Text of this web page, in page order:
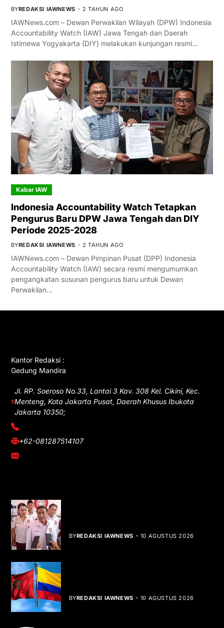
BYREDAKSI IAWNEWS 2 TAHUN AGO
IAWNews.com – Dewan Perwakilan Wilayah (DPW) Indonesia
Accountability Watch (IAW) Jawa Tengah dan Daerah
Istimewa Yogyakarta (DIY) melakukan kunjungan resmi…
Kabar IAW
Indonesia Accountability Watch Tetapkan
Pengurus Baru DPW Jawa Tengah dan DIY
Periode 2025-2028
BYREDAKSI IAWNEWS 2 TAHUN AGO
IAWNews.com – Dewan Pimpinan Pusat (DPP) Indonesia
Accountability Watch (IAW) secara resmi mengumumkan
pengangkatan susunan pengurus baru untuk Dewan
Perwakilan…
Kantor Redaksi :
Gedung Mandira
Jl. RP. Soeroso No.33, Lantai 3 Kav. 308 Kel. Cikini, Kec.
Menteng, Kota Jakarta Pusat, Daerah Khusus Ibukota
Jakarta 10350;
(021) 3908026
+62-081287514107
adm@iawnews.com
BYREDAKSI IAWNEWS 10 AGUSTUS 2026
BYREDAKSI IAWNEWS 10 AGUSTUS 2026